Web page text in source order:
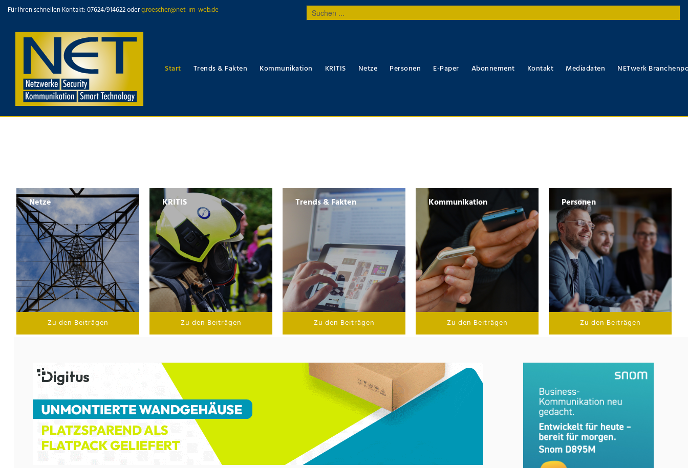
Für Ihren schnellen Kontakt: 07624/914622 oderg.roescher@net-im-web.de
Suchen
...
Start Trends & Fakten Kommunikation KRITIS Netze Personen E-Paper Abonnement Kontakt Mediadaten NETwerk
Netze
Zu den Beiträgen
KRITIS
Zu den Beiträgen
Trends & Fakten
Zu den Beiträgen
Kommunikation
Zu den Beiträgen
Personen
Zu den Beiträgen